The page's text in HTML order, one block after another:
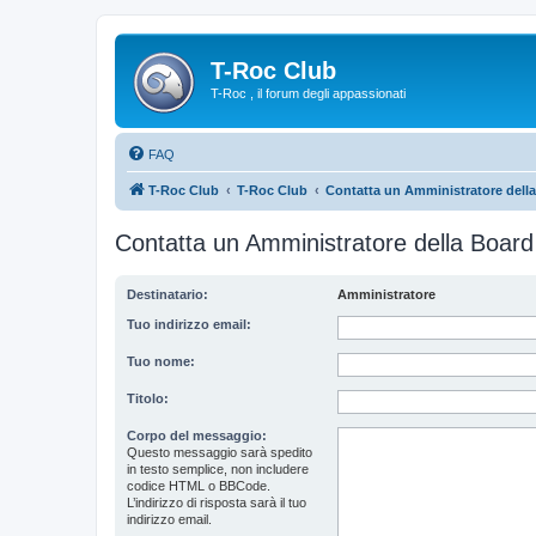
T-Roc Club
T-Roc , il forum degli appassionati
FAQ
T-Roc Club T-Roc Club Contatta un Amministratore
Contatta un Amministratore della Board
Destinatario: Amministratore
Tuo indirizzo email:
Tuo nome:
Titolo:
Corpo del messaggio:
Questo messaggio sarà spedito
in testo semplice, non includere
codice HTML o BBCode.
L’indirizzo di risposta sarà il tuo
indirizzo email.